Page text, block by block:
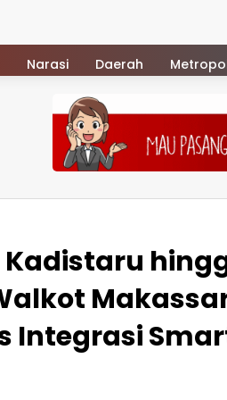
Narasi Daerah
Integrasi